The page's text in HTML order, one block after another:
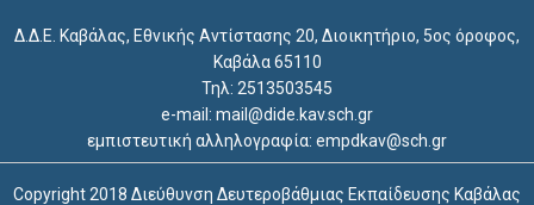
Δ.Δ.Ε. Καβάλας, Εθνικής Αντίστασης 20, Διοικητήριο, 5ος όροφος,
Καβάλα 65110
Τηλ: 2513503545
e-mail: mail@dide.kav.sch.gr
εμπιστευτική αλληλογραφία: empdkav@sch.gr
Copyright 2018 Διεύθυνση Δευτεροβάθμιας Εκπαίδευσης Καβάλας